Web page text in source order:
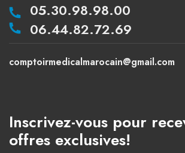
05.30.98.98.00
06.44.82.72.69
comptoirmedicalmarocain@gmail.com
Inscrivez-vous pour
offres exclusives!